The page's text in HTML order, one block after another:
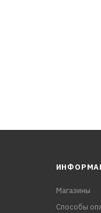
Магазины
Способы